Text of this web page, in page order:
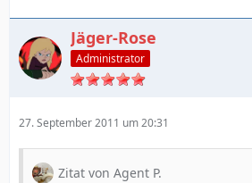
Jäger-Rose
Administrator
27. September 2011 um 20:31
Zitat von Agent P.